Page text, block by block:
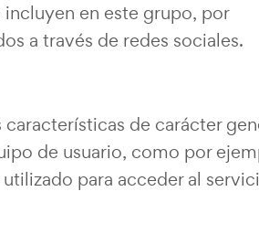
en este grupo, por
a través de redes sociales.
de carácter
de usuario, como por
para acceder al